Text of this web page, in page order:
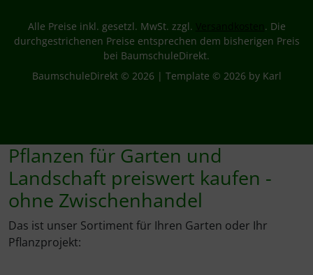
Alle Preise inkl. gesetzl. MwSt. zzgl. Versandkosten. Die
durchgestrichenen Preise entsprechen dem bisherigen Preis
bei BaumschuleDirekt.
BaumschuleDirekt © 2026 | Template © 2026 by Karl
Pflanzen für Garten und
Landschaft preiswert kaufen -
ohne Zwischenhandel
Das ist unser Sortiment für Ihren Garten oder Ihr
Pflanzprojekt: